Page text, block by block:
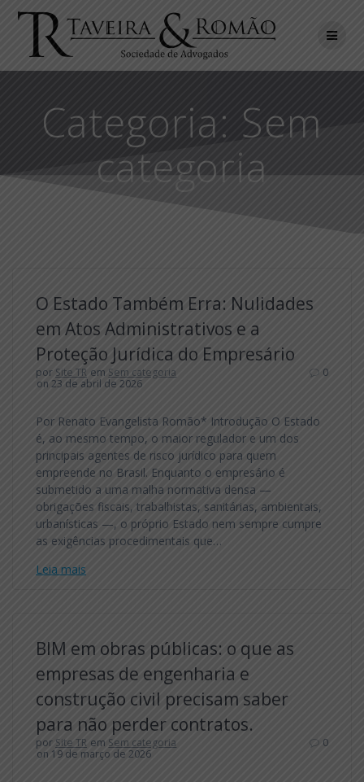
to
content
Categoria: Sem
categoria
O Estado Também Erra: Nulidades
em Atos Administrativos e a
Proteção Jurídica do Empresário
por Site TR em Sem categoria
on 23 de abril de 2026
0
Por Renato Evangelista Romão* Introdução O Estado
é, ao mesmo tempo, o maior regulador e um dos
principais agentes de risco jurídico para quem
empreende no Brasil. Enquanto o empresário é
submetido a uma malha normativa densa —
obrigações fiscais, trabalhistas, sanitárias, ambientais,
urbanísticas —, o próprio Estado nem sempre cumpre
as exigências procedimentais que…
Leia mais
BIM em obras públicas: o que as
empresas de engenharia e
construção civil precisam saber
para não perder contratos.
por Site TR em Sem categoria
on 19 de março de 2026
0